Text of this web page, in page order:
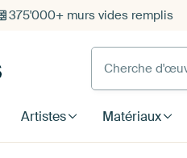
375'000+ murs vides remplis
Cherche
Artistes Matériaux